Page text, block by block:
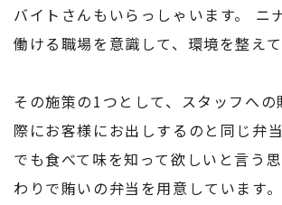
バイトさんもいらっしゃいます。 ニ
働ける職場を意識して、環境を整えて
その施策の1つとして、スタッフへの
際にお客様にお出しするのと同じ弁
でも食べて味を知って欲しいと言う
わりで賄いの弁当を用意しています